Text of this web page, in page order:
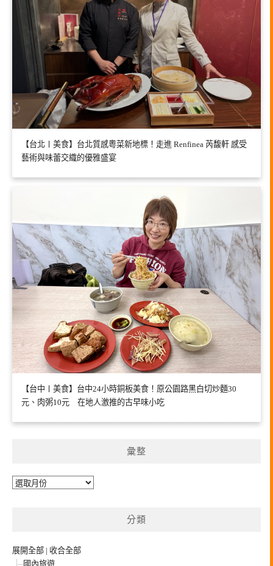
【台北〡美食】台北質感粵菜新地標！走進 Renfinea 芮馥軒 感受
藝術與味蕾交織的優雅盛宴
【台中〡美食】台中24小時銅板美食！原公園路黑白切炒麵30
元、肉粥10元 在地人激推的古早味小吃
彙整
彙
分類
展開全部 | 收合全部
國內旅遊